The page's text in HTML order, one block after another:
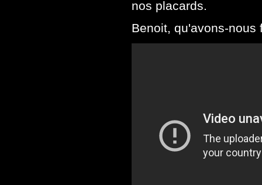
nos placards.
Benoit, qu'avons-nous